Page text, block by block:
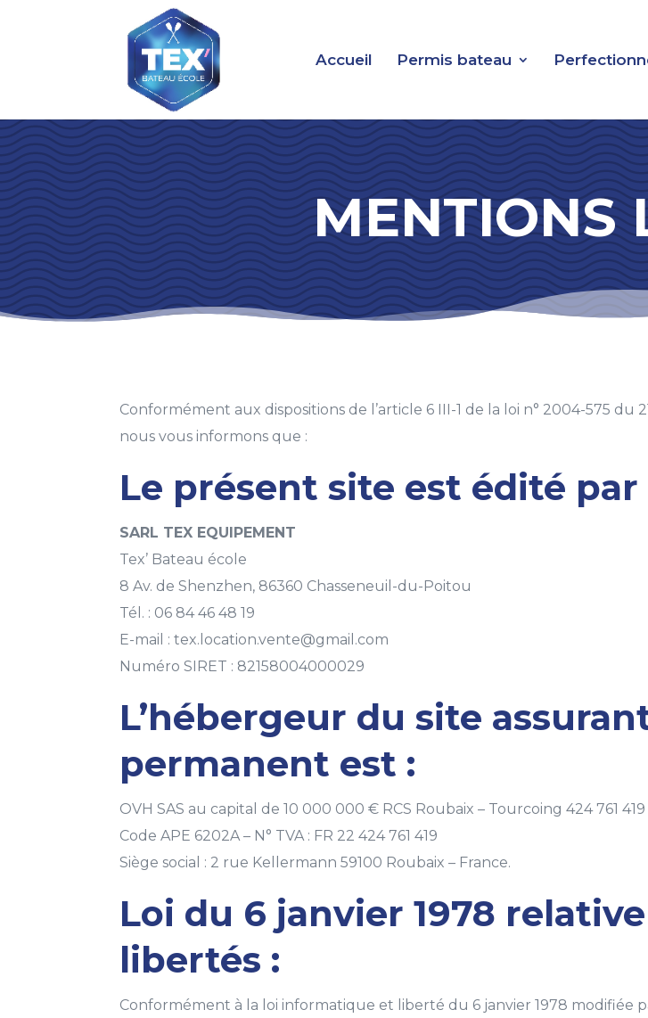
Accueil Permis bateau
MENTIONS
Conformément aux dispositions de l’article 6 III-1 de la loi n° 2004-575
nous vous informons que :
Le présent site est édité par
SARL TEX EQUIPEMENT
Tex’ Bateau école
8 Av. de Shenzhen, 86360 Chasseneuil-du-Poitou
Tél. : 06 84 46 48 19
E-mail : tex.location.vente@gmail.com
Numéro SIRET : 82158004000029
L’hébergeur du site
permanent est :
OVH SAS au capital de 10 000 000 € RCS Roubaix – Tourcoing 424 761
Code APE 6202A – N° TVA : FR 22 424 761 419
Siège social : 2 rue Kellermann 59100 Roubaix – France.
Loi du 6 janvier 1978
libertés :
Conformément à la loi informatique et liberté du 6 janvier 1978 modifiée